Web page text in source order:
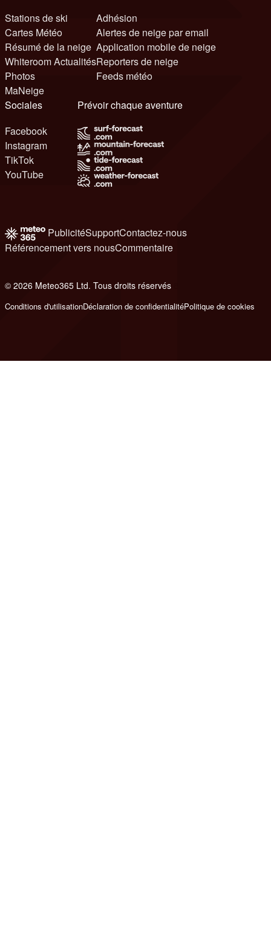
Stations de ski
Cartes Météo
Résumé de la neige
Whiteroom Actualités
Photos
MaNeige
Adhésion
Alertes de neige par email
Application mobile de neige
Reporters de neige
Feeds météo
Sociales
Facebook
Instagram
TikTok
YouTube
Prévoir chaque aventure
PublicitéSupportContactez-nous
Référencement vers nousCommentaire
© 2026 Meteo365 Ltd. Tous droits réservés
Conditions d'utilisationDéclaration de confidentialitéPolitique de cookies